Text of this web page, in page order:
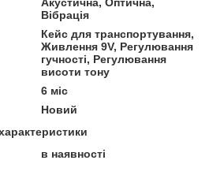
Вібрація
Кейс для транспортування,
Живлення 9V, Регулювання
гучності, Регулювання
висоти тону
6 міс
Новий
в наявності